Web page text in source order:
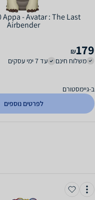
Appa - Avatar : The Last
Airbender
179
₪
משלוח חינם
עד 7 ימי עסקים
ב-גיימסטורם
לפרטים נוספים